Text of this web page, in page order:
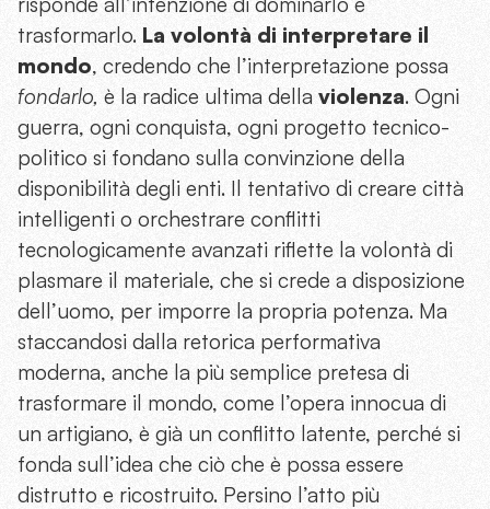
trasformarlo. La volontà di interpretare il
mondo, credendo che l’interpretazione possa
fondarlo, è la radice ultima della violenza. Ogni
guerra, ogni conquista, ogni progetto tecnico-
politico si fondano sulla convinzione della
disponibilità degli enti. Il tentativo di creare città
intelligenti o orchestrare conflitti
tecnologicamente avanzati riflette la volontà di
plasmare il materiale, che si crede a disposizione
dell’uomo, per imporre la propria potenza. Ma
staccandosi dalla retorica performativa
moderna, anche la più semplice pretesa di
trasformare il mondo, come l’opera innocua di
un artigiano, è già un conflitto latente, perché si
fonda sull’idea che ciò che è possa essere
distrutto e ricostruito. Persino l’atto più